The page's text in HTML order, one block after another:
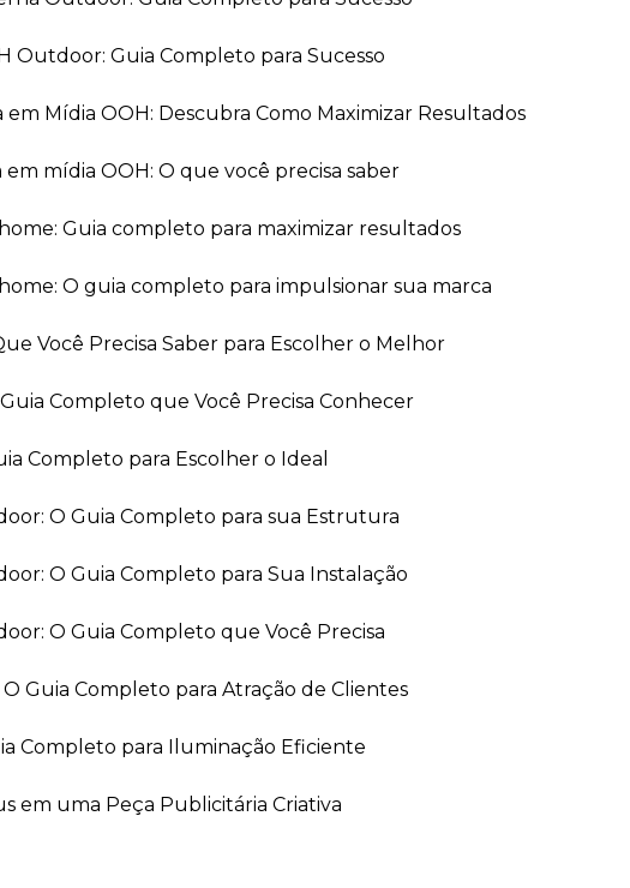
Outdoor: Guia Completo para Sucesso
em Mídia OOH: Descubra Como Maximizar Resultados
em mídia OOH: O que você precisa saber
Guia completo para maximizar resultados
O guia completo para impulsionar sua marca
Você Precisa Saber para Escolher o Melhor
Guia Completo que Você Precisa Conhecer
Completo para Escolher o Ideal
O Guia Completo para sua Estrutura
O Guia Completo para Sua Instalação
O Guia Completo que Você Precisa
O Guia Completo para Atração de Clientes
Completo para Iluminação Eficiente
em uma Peça Publicitária Criativa